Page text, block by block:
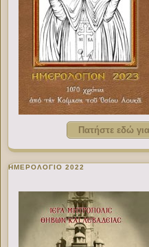
Πατήστε εδώ
ΗΜΕΡΟΛΟΓΙΟ 2022